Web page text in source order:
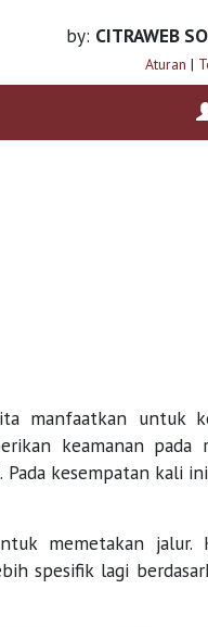
by: CITRAWEB
Aturan |
manfaatkan untuk
keamanan pada
kesempatan kali
memetakan jalur.
spesifik lagi